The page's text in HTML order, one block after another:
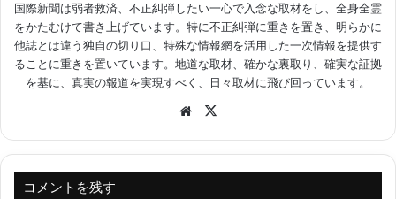
国際新聞は弱者救済、不正糾弾したい一心で入念な取材をし、全身全霊
をかたむけて書き上げています。特に不正糾弾に重きを置き、明らかに
他誌とは違う独自の切り口、特殊な情報網を活用した一次情報を提供す
ることに重きを置いています。地道な取材、確かな裏取り、確実な証拠
を基に、真実の報道を実現すべく、日々取材に飛び回っています。
Website
コメントを残す